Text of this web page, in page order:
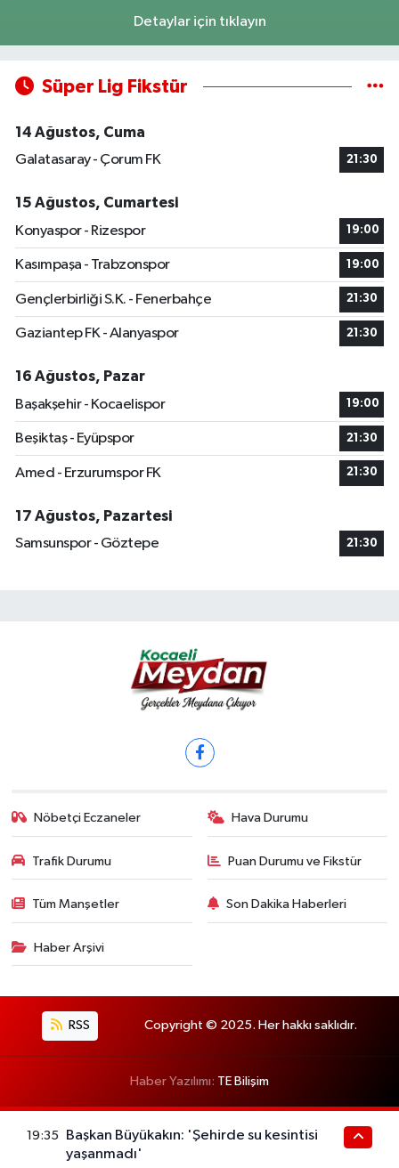
Detaylar için tıklayın
Süper Lig Fikstür
14 Ağustos, Cuma
Galatasaray - Çorum FK
21:30
15 Ağustos, Cumartesi
Konyaspor - Rizespor
19:00
Kasımpaşa - Trabzonspor 19:00
Gençlerbirliği S.K. - Fenerbahçe 21:30
Gaziantep FK - Alanyaspor 21:30
16 Ağustos, Pazar
Başakşehir - Kocaelispor
19:00
Beşiktaş - Eyüpspor 21:30
Amed - Erzurumspor FK 21:30
17 Ağustos, Pazartesi
Samsunspor - Göztepe
21:30
Nöbetçi Eczaneler Hava Durumu
Trafik Durumu Puan Durumu ve Fikstür
Tüm Manşetler Son Dakika Haberleri
Haber Arşivi
RSS Copyright © 2025. Her hakkı saklıdır.
Haber Yazılımı: TE Bilişim
19:35
Başkan Büyükakın: 'Şehirde su kesintisi
yaşanmadı'